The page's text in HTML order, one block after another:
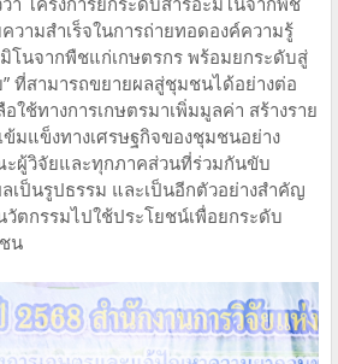
วามสำเร็จในการถ่ายทอดองค์ความรู้
โนจากพืชแก่เกษตรกร พร้อมยกระดับสู่
ที่สามารถขยายผลสู่ชุมชนได้อย่างต่อ
ใช้ทางการเกษตรมาเพิ่มมูลค่า สร้างราย
ข้มแข็งทางเศรษฐกิจของชุมชนอย่าง
ผู้วิจัยและทุกภาคส่วนที่ร่วมกันขับ
เป็นรูปธรรม และเป็นอีกตัวอย่างสำคัญ
ตกรรมไปใช้ประโยชน์เพื่อยกระดับ
น